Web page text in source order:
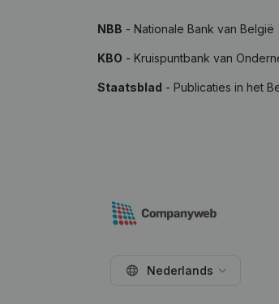
NBB - Nationale Bank van België
KBO - Kruispuntbank van
Staatsblad - Publicaties in het
Nederlands